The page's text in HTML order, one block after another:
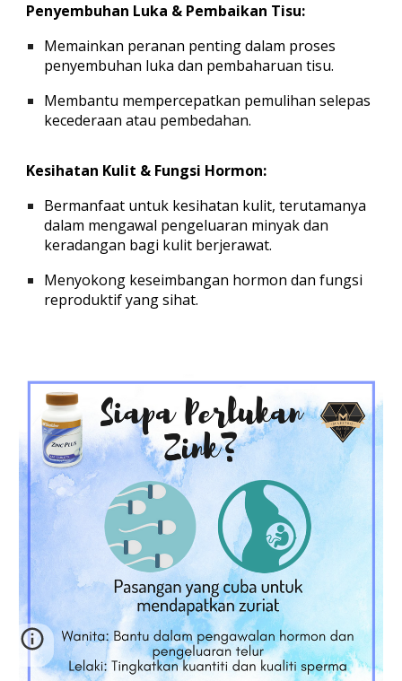
Penyembuhan Luka & Pembaikan Tisu:
Memainkan peranan penting dalam proses
penyembuhan luka dan pembaharuan tisu.
Membantu mempercepatkan pemulihan selepas
kecederaan atau pembedahan.
Kesihatan Kulit & Fungsi Hormon:
Bermanfaat untuk kesihatan kulit, terutamanya
dalam mengawal pengeluaran minyak dan
keradangan bagi kulit berjerawat.
Menyokong keseimbangan hormon dan fungsi
reproduktif yang sihat.